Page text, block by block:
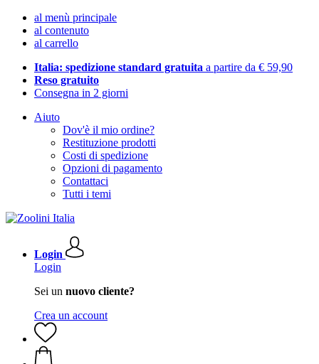
al menù principale
al contenuto
al carrello
Italia: spedizione standard gratuita a partire da € 59,90
Reso gratuito
Consegna in 2 giorni
Aiuto
Dov'è il mio ordine?
Restituzione prodotti
Costi di spedizione
Opzioni di pagamento
Contattaci
Tutti i temi
Login
Login
Sei un nuovo cliente?
Crea un account